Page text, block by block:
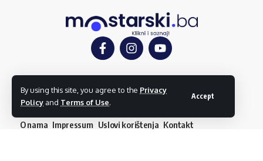
By using this site, you agree to the Privacy
Policy and Terms of Use.
Accept
O nama Impressum Uslovi korištenja Kontakt